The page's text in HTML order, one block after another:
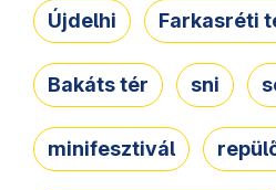
Újdelhi Farkasréti
Bakáts tér sni
minifesztivál